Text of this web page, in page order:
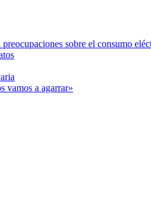
sobre el consumo
vamos a agarrar»